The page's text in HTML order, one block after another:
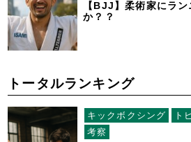
【BJJ】柔術家にラ
か？？
トータルランキング
キックボクシング ト
考察